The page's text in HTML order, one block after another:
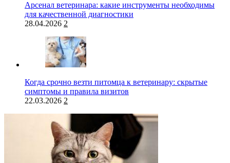
Арсенал ветеринара: какие инструменты необходимы
для качественной диагностики
28.04.2026 2
Когда срочно везти питомца к ветеринару: скрытые
симптомы и правила визитов
22.03.2026 2